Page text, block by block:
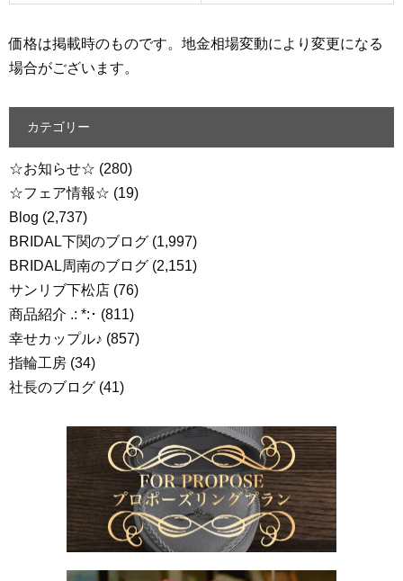
価格は掲載時のものです。地金相場変動により変更になる
場合がございます。
カテゴリー
☆お知らせ☆ (280)
☆フェア情報☆ (19)
Blog (2,737)
BRIDAL下関のブログ (1,997)
BRIDAL周南のブログ (2,151)
サンリブ下松店 (76)
商品紹介 .: *:･ (811)
幸せカップル♪ (857)
指輪工房 (34)
社長のブログ (41)